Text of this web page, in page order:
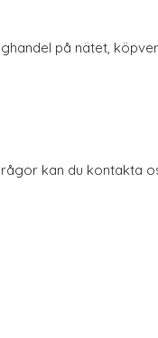
på nätet,
kan du kontakta